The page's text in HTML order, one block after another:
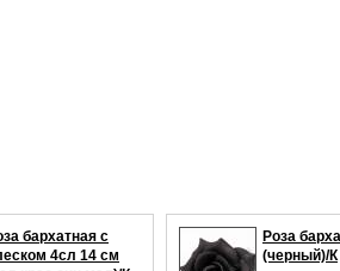
бархатная с
4сл 14 см
Роза
(черный)/К